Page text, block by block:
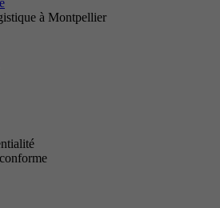
à Montpellier